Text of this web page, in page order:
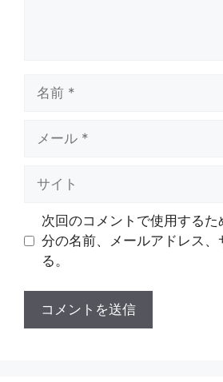
次回のコメントで使用するた
分の名前、メールアドレス、
る。